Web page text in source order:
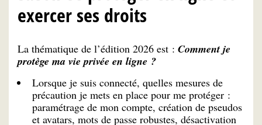
exercer ses droits
La thématique de l’édition 2026 est : Comment je
protège ma vie privée en ligne ?
Lorsque je suis connecté, quelles mesures de
précaution je mets en place pour me protéger :
paramétrage de mon compte, création de pseudos
et avatars, mots de passe robustes, désactivation